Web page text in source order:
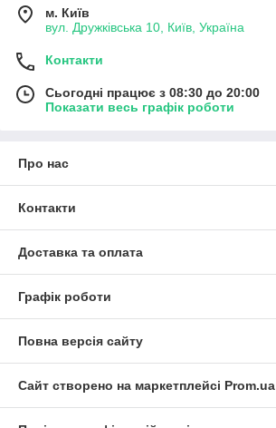
м. Київ
вул. Дружківська 10, Київ, Україна
Контакти
Сьогодні працює з 08:30 до 20:00
Показати весь графік роботи
Про нас
Контакти
Доставка та оплата
Графік роботи
Повна версія сайту
Сайт створено на маркетплейсі Prom.ua